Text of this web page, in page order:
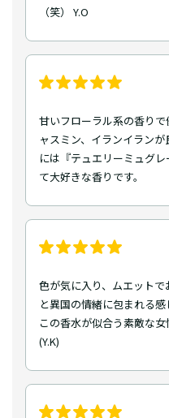
（笑） Y.O
甘いフローラル系の香り
ャスミン、イランイラン
には『テュエリーミュグ
て大好きな香りです。
色が気に入り、ムエット
と異国の情緒に包まれる
この香水が似合う素敵な女
(Y.K)